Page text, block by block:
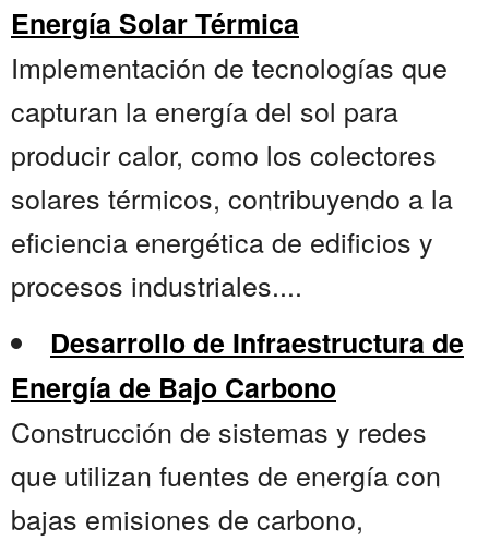
Energía Solar Térmica
Implementación de tecnologías que
capturan la energía del sol para
producir calor, como los colectores
solares térmicos, contribuyendo a la
eficiencia energética de edificios y
procesos industriales....
Desarrollo de Infraestructura de
Energía de Bajo Carbono
Construcción de sistemas y redes
que utilizan fuentes de energía con
bajas emisiones de carbono,